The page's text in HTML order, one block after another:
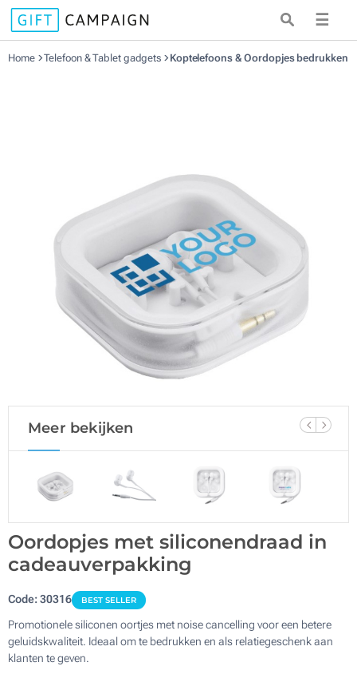
☰
Home Telefoon & Tablet gadgets Koptelefoons & Oordopjes bedrukken
Meer bekijken
Oordopjes met siliconendraad in
cadeauverpakking
Code:30316 BEST SELLER
Promotionele siliconen oortjes met noise cancelling voor een betere
geluidskwaliteit. Ideaal om te bedrukken en als relatiegeschenk aan
klanten te geven.